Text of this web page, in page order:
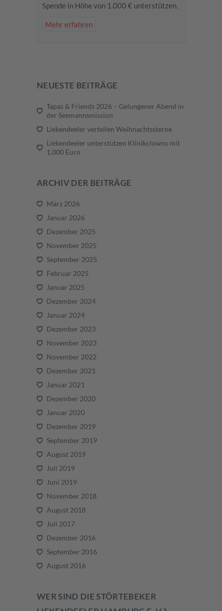
Spende in Höhe von 1.000 € unterstützen.
Mehr erfahren
NEUESTE BEITRÄGE
Tapas & Friends 2026 – Gelungener Abend in
der Seemannsmission
Liekendeeler verteilen Weihnachtssterne
Liekendeeler unterstützen Klinikclowns mit
1.000 Euro
ARCHIV DER BEITRÄGE
März 2026
Januar 2026
Dezember 2025
November 2025
September 2025
Februar 2025
Januar 2025
Dezember 2024
Januar 2024
Dezember 2023
November 2023
November 2022
Dezember 2021
Januar 2021
Dezember 2020
Januar 2020
Dezember 2019
September 2019
August 2019
Juli 2019
Juni 2019
November 2018
August 2018
Juli 2017
Dezember 2016
September 2016
August 2016
WER SIND DIE STÖRTEBEKER